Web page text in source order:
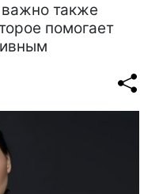
важно также
помогает